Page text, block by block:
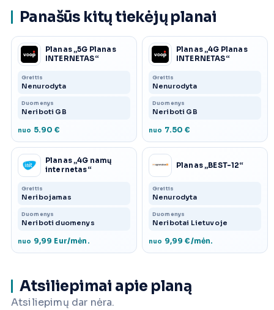
Panašūs kitų tiekėjų planai
Planas „5G Planas
INTERNETAS“
Greitis
Nenurodyta
Duomenys
Neriboti GB
nuo 5.90 €
Planas „4G Planas
INTERNETAS“
Greitis
Nenurodyta
Duomenys
Neriboti GB
nuo 7.50 €
Planas „4G namų
internetas“
Greitis
Neribojamas
Duomenys
Neriboti duomenys
nuo 9,99 Eur/mėn.
Planas „BEST-12“
Greitis
Nenurodyta
Duomenys
Neribotai Lietuvoje
nuo 9,99 €/mėn.
Atsiliepimai apie planą
Atsiliepimų dar nėra.